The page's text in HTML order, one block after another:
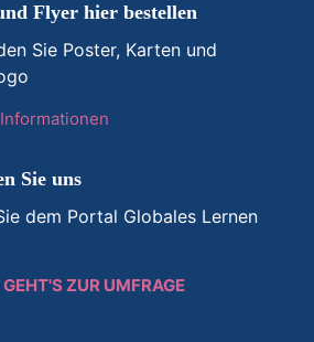
Flyer hier bestellen
Sie Poster, Karten und
Sie uns
dem Portal Globales Lernen
GEHT'S ZUR UMFRAGE